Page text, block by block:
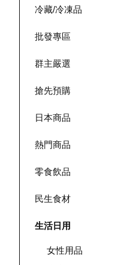
冷藏/冷凍品
批發專區
群主嚴選
搶先預購
日本商品
熱門商品
零食飲品
民生食材
生活日用
女性用品